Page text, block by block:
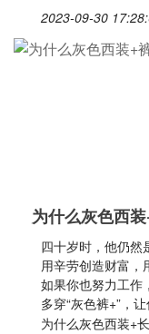
2023-09-30
为什么灰色西
四十岁时，他仍然
用辛劳创造财富，
如果你也努力工作
多穿“灰色裤+”，
为什么灰色西装+